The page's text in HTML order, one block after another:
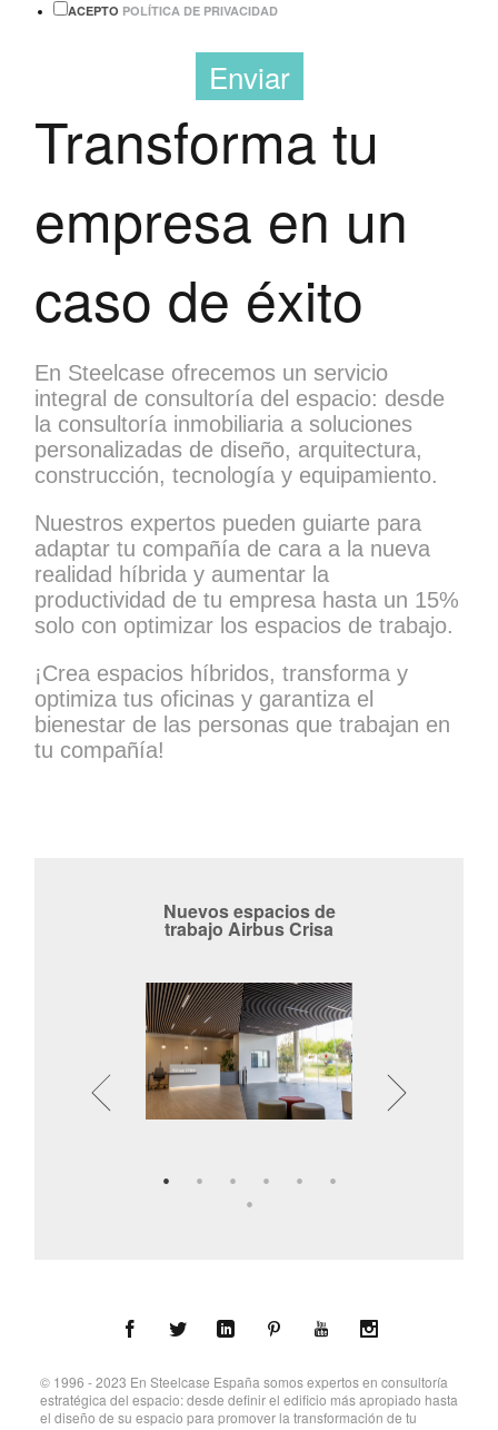
ACEPTO POLÍTICA DE PRIVACIDAD
Transforma tu
empresa en un
caso de éxito
En Steelcase ofrecemos un servicio
integral de consultoría del espacio: desde
la consultoría inmobiliaria a soluciones
personalizadas de diseño, arquitectura,
construcción, tecnología y equipamiento.
Nuestros expertos pueden guiarte para
adaptar tu compañía de cara a la nueva
realidad híbrida y aumentar la
productividad de tu empresa hasta un 15%
solo con optimizar los espacios de trabajo.
¡Crea espacios híbridos, transforma y
optimiza tus oficinas y garantiza el
bienestar de las personas que trabajan en
tu compañía!
Nuevos espacios de
trabajo Airbus Crisa
© 1996 - 2023 En Steelcase España somos expertos en consultoría
estratégica del espacio: desde definir el edificio más apropiado hasta
el diseño de su espacio para promover la transformación de tu